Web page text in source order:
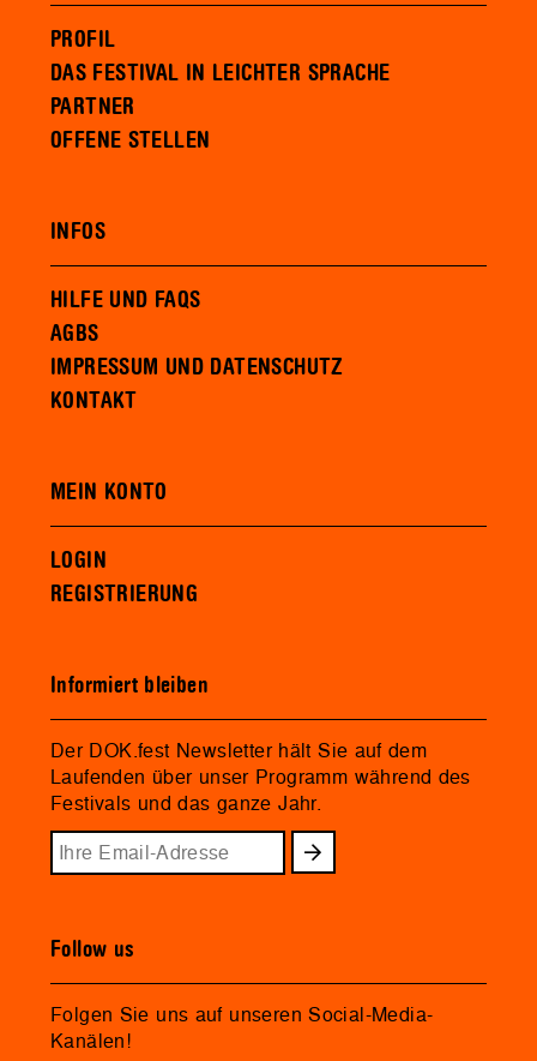
PROFIL
DAS FESTIVAL IN LEICHTER SPRACHE
PARTNER
OFFENE STELLEN
INFOS
HILFE UND FAQS
AGBS
IMPRESSUM UND DATENSCHUTZ
KONTAKT
MEIN KONTO
LOGIN
REGISTRIERUNG
Informiert bleiben
Der DOK.fest Newsletter hält Sie auf dem
Laufenden über unser Programm während des
Festivals und das ganze Jahr.
Follow us
Folgen Sie uns auf unseren Social-Media-
Kanälen!